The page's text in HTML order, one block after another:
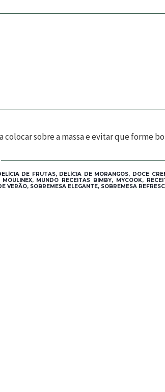
sobre a massa e evitar que forme
DE FRUTAS, DELÍCIA DE MORANGOS, DOCE
MUNDO RECEITAS BIMBY, MYCOOK,
VERÃO, SOBREMESA ELEGANTE, SOBREMESA